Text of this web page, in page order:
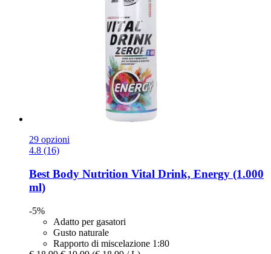
29 opzioni
4.8 (16)
Best Body Nutrition Vital Drink, Energy (1.000
ml)
-5%
Adatto per gasatori
Gusto naturale
Rapporto di miscelazione 1:80